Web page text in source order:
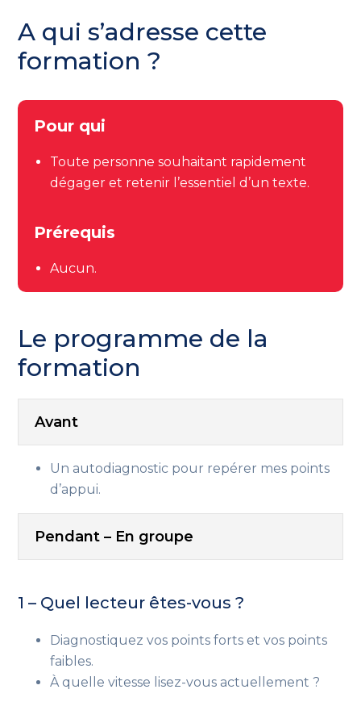
A qui s’adresse cette
formation ?
Pour qui
Toute personne souhaitant rapidement
dégager et retenir l’essentiel d’un texte.
Prérequis
Aucun.
Le programme de la
formation
Avant
Un autodiagnostic pour repérer mes points
d’appui.
Pendant – En groupe
1 – Quel lecteur êtes-vous ?
Diagnostiquez vos points forts et vos points
faibles.
À quelle vitesse lisez-vous actuellement ?